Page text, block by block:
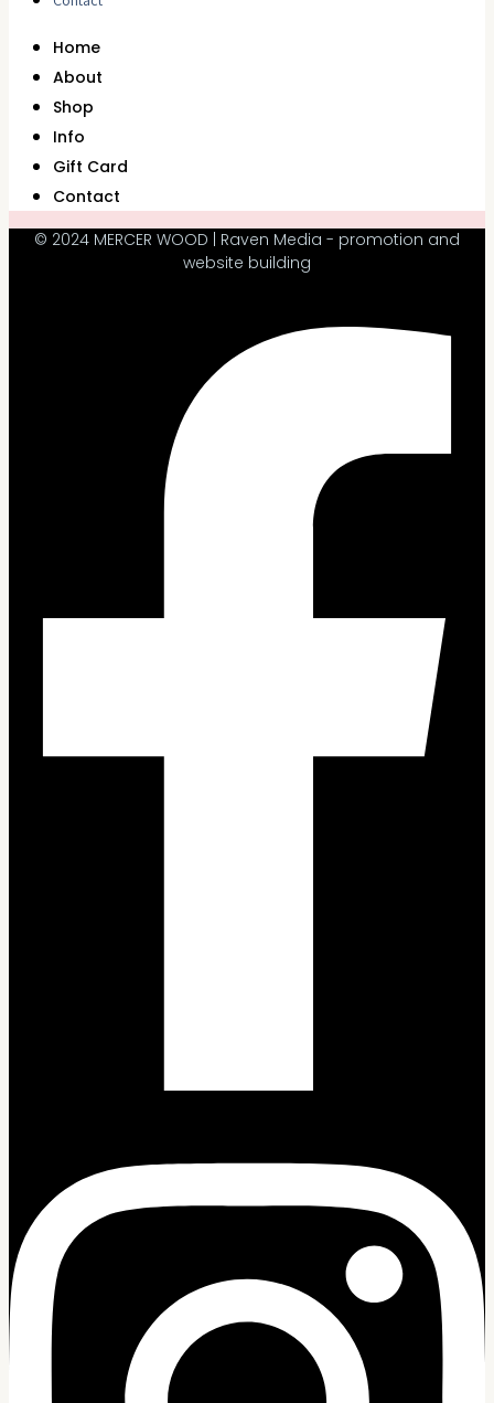
Home
About
Shop
Info
Gift Card
Contact
© 2024 MERCER WOOD | Raven Media - promotion and
website building